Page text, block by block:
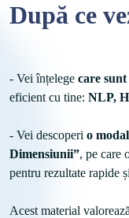
După ce
- Vei înțelege care sunt
eficient cu tine: NLP,
- Vei descoperi o
Dimensiunii”, pe care
pentru rezultate rapide
Acest material